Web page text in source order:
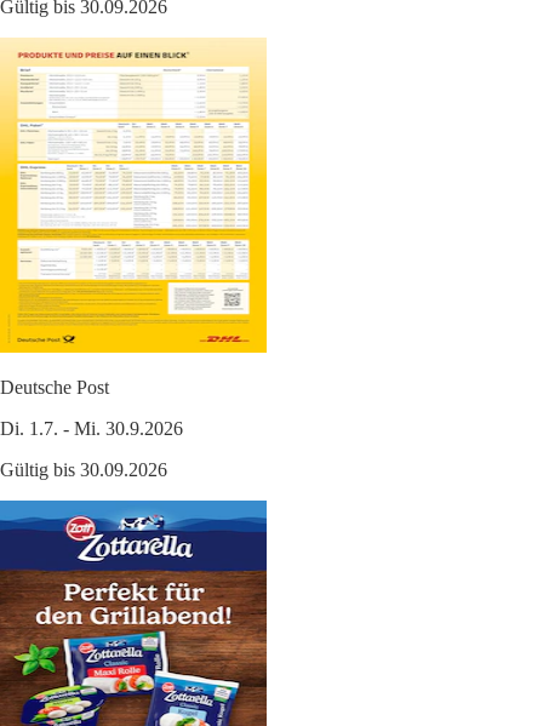
Gültig bis 30.09.2026
Deutsche Post
Di. 1.7. - Mi. 30.9.2026
Gültig bis 30.09.2026